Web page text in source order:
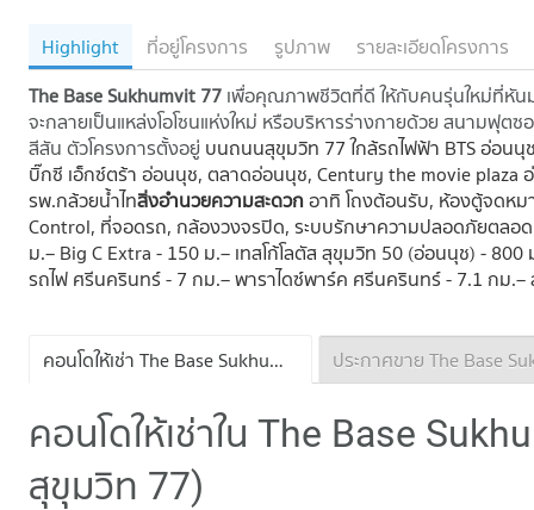
Highlight ที่อยู่โครงการ รูปภาพ
รายละเอียดโครงการ
The Base Sukhumvit 77เพื่อคุณภาพชีวิตที่ดี ให้กับคนรุ่นใหม่ที่หัน
จะกลายเป็นแหล่งโอโซนแห่งใหม่ หรือบริหารร่างกายด้วย สนามฟุ
สีสัน ตัวโครงการตั้งอยู่ บนถนนสุขุมวิท 77 ใกล้รถไฟฟ้า BTS อ่อนนุ
บิ๊กซี เอ็กซ์ตร้า อ่อนนุช, ตลาดอ่อนนุช, Century the movie plaza
รพ.กล้วยน้ำไทสิ่งอำนวยความสะดวกอาทิ โถงต้อนรับ, ห้องตู้จดหม
Control, ที่จอดรถ, กล้องวงจรปิด, ระบบรักษาความปลอดภัยตลอ
ม.– Big C Extra - 150 ม.– เทสโก้โลตัส สุขุมวิท 50 (อ่อนนุช) -
รถไฟ ศรีนครินทร์ - 7 กม.– พาราไดซ์พาร์ค ศรีนครินทร์ - 7.1 กม
คอนโดให้เช่า The Base Sukhumvit 77
คอนโดให้เช่าใน The Base
สุขุมวิท 77)